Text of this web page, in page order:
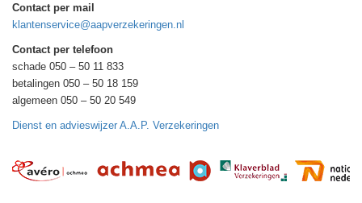
Contact per mail
klantenservice@aapverzekeringen.nl
Contact per telefoon
schade 050 – 50 11 833
betalingen 050 – 50 18 159
algemeen 050 – 50 20 549
Dienst en advieswijzer A.A.P. Verzekeringen